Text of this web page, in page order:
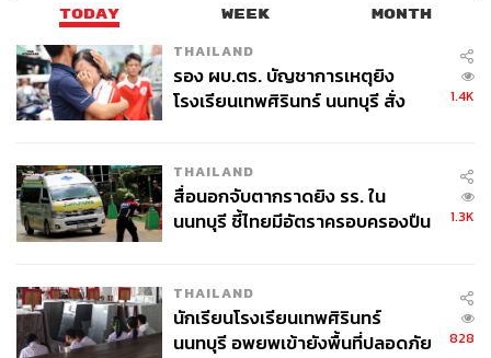
ABOUT THE AUTHOR
THE STANDARD WEALTH
สำนักข่าวเศรษฐกิจ ธุรกิจ และการลงทุน โดย
ทีมข่าว THE STANDARD
TODAY WEEK MONTH
THAILAND
รอง ผบ.ตร. บัญชาการเหตุยิง
โรงเรียนเทพศิรินทร์ นนทบุรี สั่ง
1.4K
THAILAND
สื่อนอกจับตากราดยิง รร. ใน
นนทบุรี ชี้ไทยมีอัตราครอบครองปืน
1.3K
THAILAND
นักเรียนโรงเรียนเทพศิรินทร์
นนทบุรี อพยพเข้ายังพื้นที่ปลอดภัย
828